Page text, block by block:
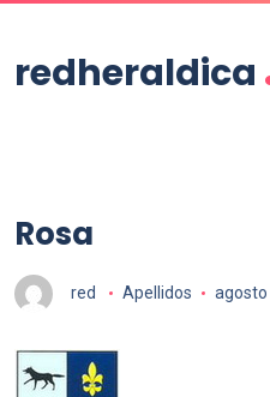
redheraldica
Rosa
red Apellidos agosto